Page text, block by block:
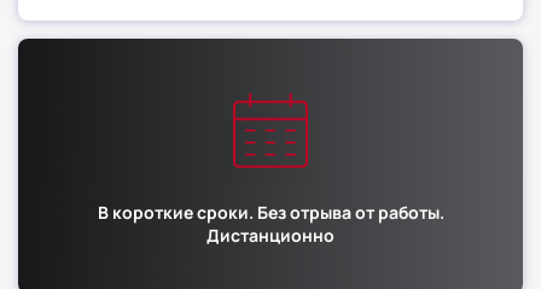
В короткие сроки. Без отрыва от работы.
Дистанционно